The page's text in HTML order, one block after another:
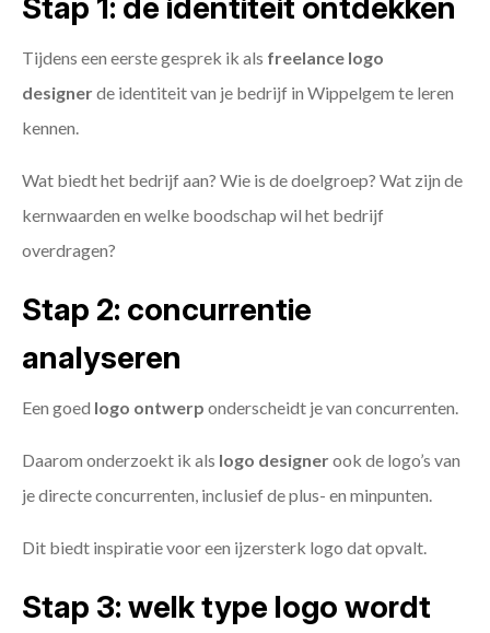
Stap 1: de identiteit ontdekken
Tijdens een eerste gesprek ik als freelance logo
designerde identiteit van je bedrijf in Wippelgem te leren
kennen.
Wat biedt het bedrijf aan? Wie is de doelgroep? Wat zijn de
kernwaarden en welke boodschap wil het bedrijf
overdragen?
Stap 2: concurrentie
analyseren
Een goed logo ontwerp onderscheidt je van concurrenten.
Daarom onderzoekt ik als logo designerook de logo’s van
je directe concurrenten, inclusief de plus- en minpunten.
Dit biedt inspiratie voor een ijzersterk logo dat opvalt.
Stap 3: welk type logo wordt